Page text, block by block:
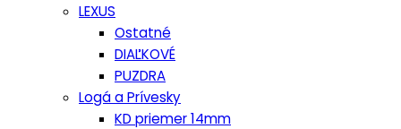
LEXUS
Ostatné
DIAĽKOVÉ
PUZDRA
Logá a Prívesky
KD priemer 14mm